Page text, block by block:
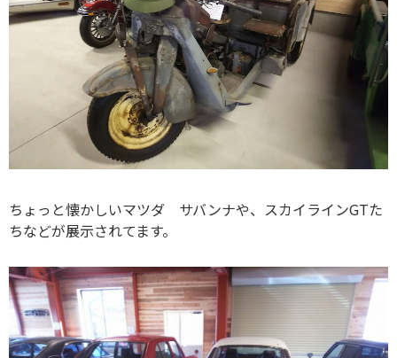
ちょっと懐かしいマツダ サバンナや、スカイラインGTた
ちなどが展示されてます。